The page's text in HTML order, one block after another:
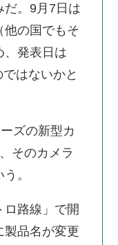
だ。9月7日は
他の国でもそ
、発表日は
はないかと
ズの新型カ
そのカメラ
。
ロ路線」で開
製品名が変更